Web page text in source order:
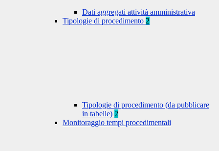
Dati aggregati attività amministrativa
Tipologie di procedimento 2
Tipologie di procedimento (da pubblicare
in tabelle) 2
Monitoraggio tempi procedimentali